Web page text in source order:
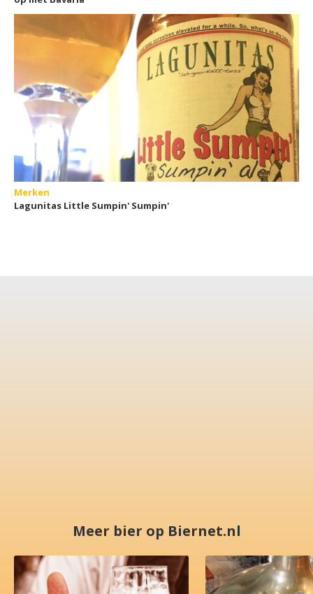
Merken
Lagunitas Little Sumpin' Sumpin'
Meer bier op Biernet.nl